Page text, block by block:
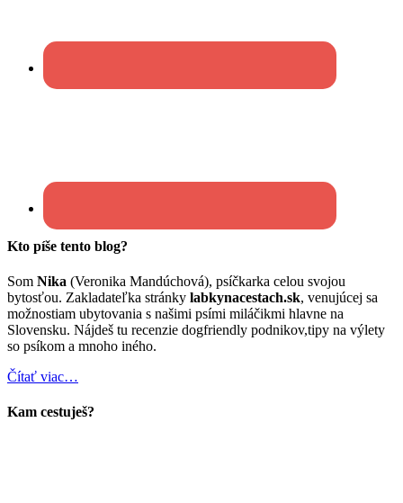
Kto píše tento blog?
Som Nika (Veronika Mandúchová), psíčkarka celou svojou
bytosťou. Zakladateľka stránky labkynacestach.sk, venujúcej sa
možnostiam ubytovania s našimi psími miláčikmi hlavne na
Slovensku. Nájdeš tu recenzie dogfriendly podnikov,tipy na výlety
so psíkom a mnoho iného.
Čítať viac…
Kam cestuješ?